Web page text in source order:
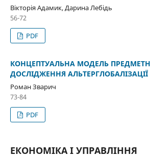
Вікторія Адамик, Дарина Лебідь
56-72
PDF
КОНЦЕПТУАЛЬНА МОДЕЛЬ
ДОСЛІДЖЕННЯ АЛЬТЕРГЛОБАЛІЗАЦІЇ
Роман Зварич
73-84
PDF
ЕКОНОМІКА І УПРАВЛІННЯ